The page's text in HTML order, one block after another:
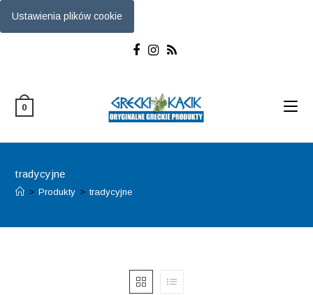
Ustawienia plików cookie
0
tradycyjne
> Produkty > tradycyjne